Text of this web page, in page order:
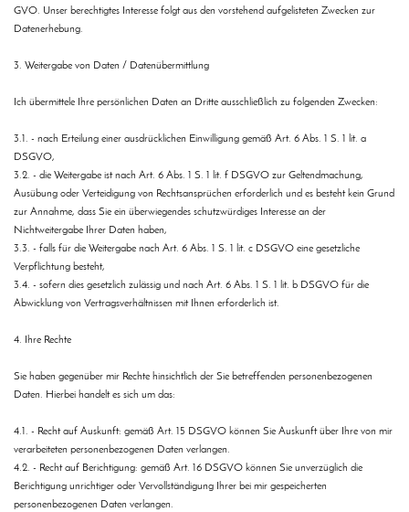
GVO. Unser berechtigtes Interesse folgt aus den vorstehend aufgelisteten Zwecken zur
Datenerhebung.
3. Weitergabe von Daten / Datenübermittlung
Ich übermittele Ihre persönlichen Daten an Dritte ausschließlich zu folgenden Zwecken:
3.1. - nach Erteilung einer ausdrücklichen Einwilligung gemäß Art. 6 Abs. 1 S. 1 lit. a
DSGVO,
3.2. - die Weitergabe ist nach Art. 6 Abs. 1 S. 1 lit. f DSGVO zur Geltendmachung,
Ausübung oder Verteidigung von Rechtsansprüchen erforderlich und es besteht kein Grund
zur Annahme, dass Sie ein überwiegendes schutzwürdiges Interesse an der
Nichtweitergabe Ihrer Daten haben,
3.3. - falls für die Weitergabe nach Art. 6 Abs. 1 S. 1 lit. c DSGVO eine gesetzliche
Verpflichtung besteht,
3.4. - sofern dies gesetzlich zulässig und nach Art. 6 Abs. 1 S. 1 lit. b DSGVO für die
Abwicklung von Vertragsverhältnissen mit Ihnen erforderlich ist.
4. Ihre Rechte
Sie haben gegenüber mir Rechte hinsichtlich der Sie betreffenden personenbezogenen
Daten. Hierbei handelt es sich um das:
4.1. - Recht auf Auskunft: gemäß Art. 15 DSGVO können Sie Auskunft über Ihre von mir
verarbeiteten personenbezogenen Daten verlangen.
4.2. - Recht auf Berichtigung: gemäß Art. 16 DSGVO können Sie unverzüglich die
Berichtigung unrichtiger oder Vervollständigung Ihrer bei mir gespeicherten
personenbezogenen Daten verlangen.